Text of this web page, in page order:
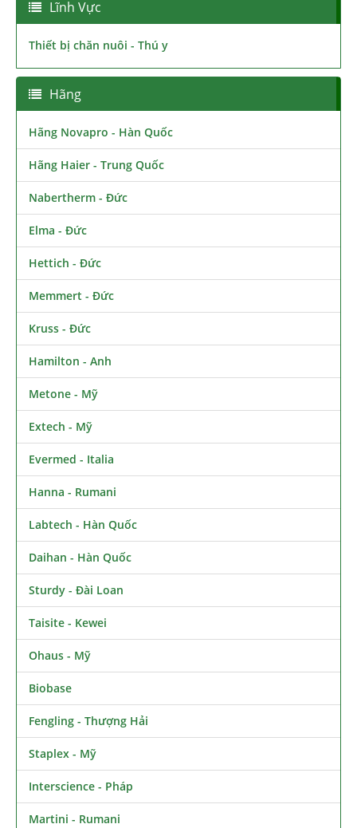
Lĩnh Vực
Thiết bị chăn nuôi - Thú y
Hãng
Hãng Novapro - Hàn Quốc
Hãng Haier - Trung Quốc
Nabertherm - Đức
Elma - Đức
Hettich - Đức
Memmert - Đức
Kruss - Đức
Hamilton - Anh
Metone - Mỹ
Extech - Mỹ
Evermed - Italia
Hanna - Rumani
Labtech - Hàn Quốc
Daihan - Hàn Quốc
Sturdy - Đài Loan
Taisite - Kewei
Ohaus - Mỹ
Biobase
Fengling - Thượng Hải
Staplex - Mỹ
Interscience - Pháp
Martini - Rumani